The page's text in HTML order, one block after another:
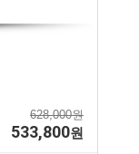
628,000원
533,800원